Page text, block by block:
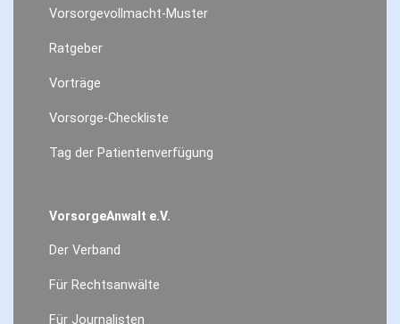
Vorsorgevollmacht-Muster
Ratgeber
Vorträge
Vorsorge-Checkliste
Tag der Patientenverfügung
VorsorgeAnwalt e.V.
Der Verband
Für Rechtsanwälte
Für Journalisten